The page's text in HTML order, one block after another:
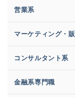
営業系
マーケティング・
コンサルタント系
金融系専門職